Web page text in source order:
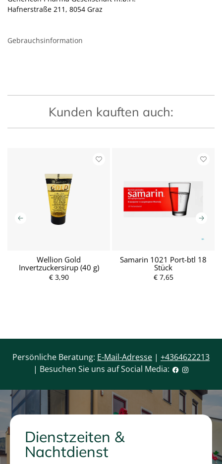
Hafnerstraße 211, 8054 Graz
Gebrauchsinformation
Kunden kauften auch:
Wellion Gold
Invertzuckersirup (40 g)
€ 3,90
Samarin 1021 Port-btl 18
Stück
€ 7,65
Persönliche Beratung: E-Mail-Adresse | +4364622213
| Besuchen Sie uns auf Social Media:
Dienstzeiten &
Nachtdienst